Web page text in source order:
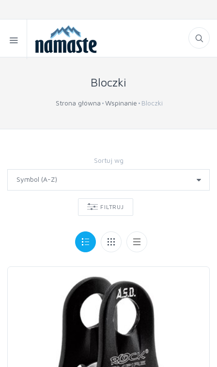
Bloczki
Strona główna Wspinanie Bloczki
Sortuj wg
FILTRUJ